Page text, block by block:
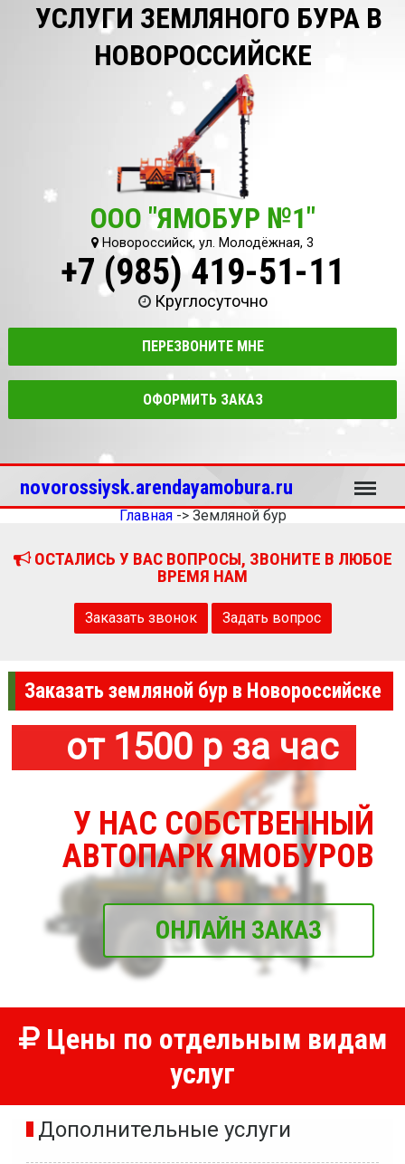
УСЛУГИ ЗЕМЛЯНОГО БУРА В
НОВОРОССИЙСКЕ
ООО "ЯМОБУР №1"
Новороссийск, ул. Молодёжная, 3
+7 (985) 419-51-11
Круглосуточно
ПЕРЕЗВОНИТЕ МНЕ
ОФОРМИТЬ ЗАКАЗ
novorossiysk.arendayamobura.ru Меню
Главная-> Земляной бур
ОСТАЛИСЬ У ВАС ВОПРОСЫ, ЗВОНИТЕ В ЛЮБОЕ
ВРЕМЯ НАМ
Заказать звонок Задать вопрос
Заказать земляной бур в Новороссийске
от 1500 р за час
У НАС СОБСТВЕННЫЙ
АВТОПАРК ЯМОБУРОВ
ОНЛАЙН ЗАКАЗ
Цены по отдельным видам
услуг
Дополнительные услуги